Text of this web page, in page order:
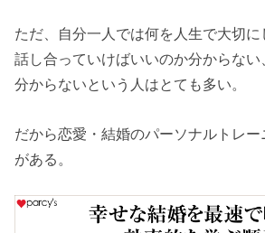
ただ、自分一人では何を人生で大切
話し合っていけばいいのか分からな
分からないという人はとても多い。
だから恋愛・結婚のパーソナルトレー
がある。